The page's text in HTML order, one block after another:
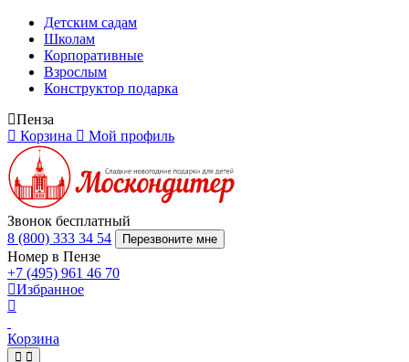
Детским садам
Школам
Корпоративные
Взрослым
Конструктор подарка
Пенза
Корзина
Мой профиль
Звонок бесплатный
8 (800) 333 34 54
Перезвоните мне
Номер в Пензе
+7 (495) 961 46 70
Избранное
Корзина